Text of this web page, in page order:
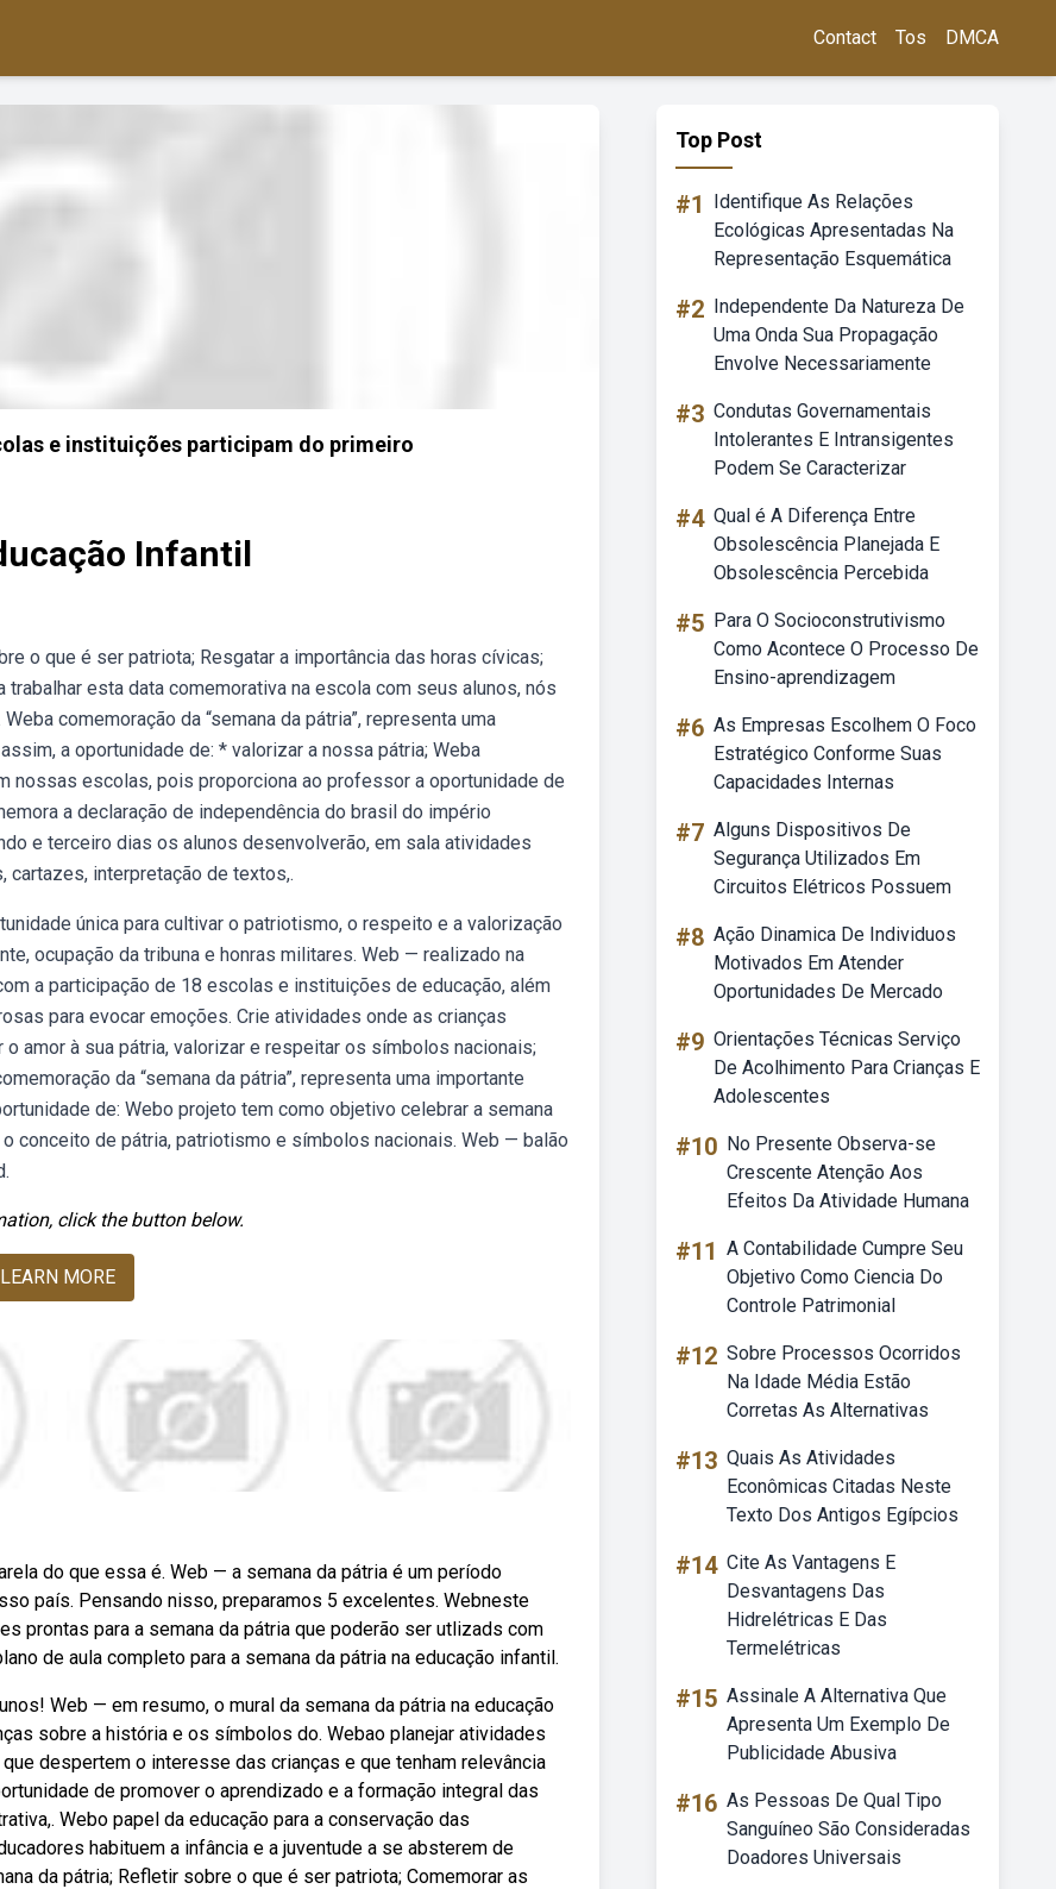
Contact Tos DMCA
e instituições participam do primeiro
Infantil
o que é ser patriota; Resgatar a importância das horas cívicas;
esta data comemorativa na escola com seus alunos, nós
comemoração da “semana da pátria”, representa uma
a oportunidade de: * valorizar a nossa pátria; Weba
nossas escolas, pois proporciona ao professor a oportunidade de
a declaração de independência do brasil do império
e terceiro dias os alunos desenvolverão, em sala atividades
interpretação de textos,.
única para cultivar o patriotismo, o respeito e a valorização
ocupação da tribuna e honras militares. Web — realizado na
a participação de 18 escolas e instituições de educação, além
para evocar emoções. Crie atividades onde as crianças
amor à sua pátria, valorizar e respeitar os símbolos nacionais;
da “semana da pátria”, representa uma importante
de: Webo projeto tem como objetivo celebrar a semana
conceito de pátria, patriotismo e símbolos nacionais. Web — balão
click the button below.
LEARN MORE
do que essa é. Web — a semana da pátria é um período
país. Pensando nisso, preparamos 5 excelentes. Webneste
prontas para a semana da pátria que poderão ser utlizads com
de aula completo para a semana da pátria na educação infantil.
Web — em resumo, o mural da semana da pátria na educação
sobre a história e os símbolos do. Webao planejar atividades
despertem o interesse das crianças e que tenham relevância
de promover o aprendizado e a formação integral das
Webo papel da educação para a conservação das
habituem a infância e a juventude a se absterem de
da pátria; Refletir sobre o que é ser patriota; Comemorar as
Top Post
#1
Identifique As Relações
Ecológicas Apresentadas Na
Representação Esquemática
#2 Independente Da Natureza De
Uma Onda Sua Propagação
Envolve Necessariamente
#3 Condutas Governamentais
Intolerantes E Intransigentes
Podem Se Caracterizar
#4 Qual é A Diferença Entre
Obsolescência Planejada E
Obsolescência Percebida
#5 Para O Socioconstrutivismo
Como Acontece O Processo De
Ensino-aprendizagem
#6 As Empresas Escolhem O Foco
Estratégico Conforme Suas
Capacidades Internas
#7 Alguns Dispositivos De
Segurança Utilizados Em
Circuitos Elétricos Possuem
#8 Ação Dinamica De Individuos
Motivados Em Atender
Oportunidades De Mercado
#9 Orientações Técnicas Serviço
De Acolhimento Para Crianças E
Adolescentes
#10 No Presente Observa-se
Crescente Atenção Aos
Efeitos Da Atividade Humana
#11 A Contabilidade Cumpre Seu
Objetivo Como Ciencia Do
Controle Patrimonial
#12 Sobre Processos Ocorridos
Na Idade Média Estão
Corretas As Alternativas
#13 Quais As Atividades
Econômicas Citadas Neste
Texto Dos Antigos Egípcios
#14 Cite As Vantagens E
Desvantagens Das
Hidrelétricas E Das
Termelétricas
#15 Assinale A Alternativa Que
Apresenta Um Exemplo De
Publicidade Abusiva
#16 As Pessoas De Qual Tipo
Sanguíneo São Consideradas
Doadores Universais